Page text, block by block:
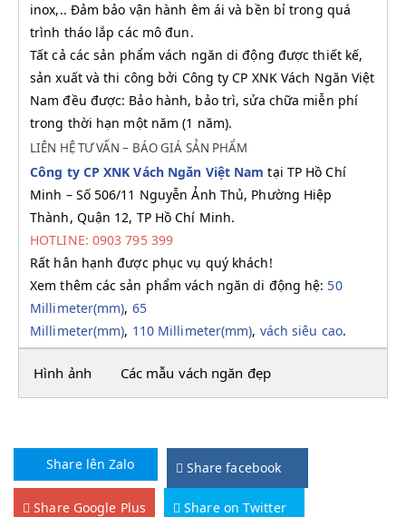
inox,.. Đảm bảo vận hành êm ái và bền bỉ trong quá
trình tháo lắp các mô đun.
Tất cả các sản phẩm vách ngăn di động được thiết kế,
sản xuất và thi công bởi Công ty CP XNK Vách Ngăn Việt
Nam đều được: Bảo hành, bảo trì, sửa chữa miễn phí
trong thời hạn một năm (1 năm).
LIÊN HỆ TƯ VẤN – BÁO GIÁ SẢN PHẨM
Công ty CP XNK Vách Ngăn Việt Nam tại TP Hồ Chí
Minh – Số 506/11 Nguyễn Ảnh Thủ, Phường Hiệp
Thành, Quận 12, TP Hồ Chí Minh.
HOTLINE: 0903 795 399
Rất hân hạnh được phục vụ quý khách!
Xem thêm các sản phẩm vách ngăn di động hệ: 50
Millimeter(mm), 65
Millimeter(mm), 110 Millimeter(mm), vách siêu cao.
Hình ảnh Các mẫu vách ngăn đẹp
Share lên Zalo Share facebook
Share Google Plus Share on Twitter